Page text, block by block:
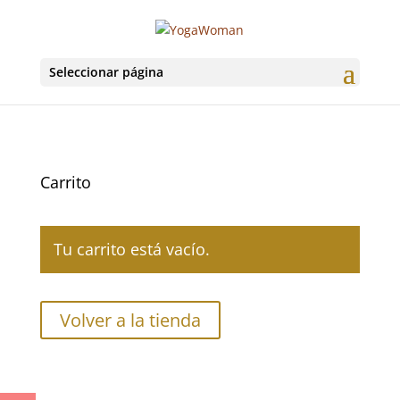
Seleccionar página
Carrito
Tu carrito está vacío.
Volver a la tienda